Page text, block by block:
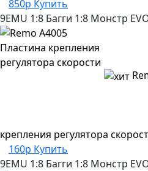
850р Купить
9EMU 1:8 Багги 1:8 Монстр
крепления регулятора
160р Купить
9EMU 1:8 Багги 1:8 Монстр